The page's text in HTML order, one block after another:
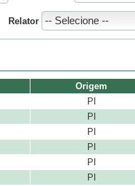
Relator
Origem
PI
PI
PI
PI
PI
PI